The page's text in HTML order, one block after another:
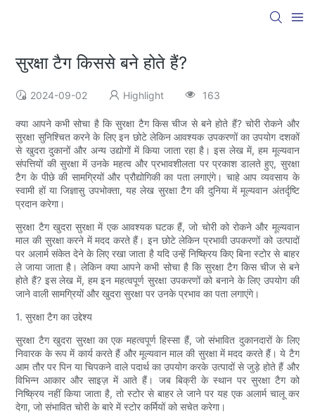
सुरक्षा टैग किससे बने होते हैं?
2024-09-02 Highlight 163
क्या आपने कभी सोचा है कि सुरक्षा टैग किस चीज से बने होते हैं? चोरी रोकने और
सुरक्षा सुनिश्चित करने के लिए इन छोटे लेकिन आवश्यक उपकरणों का उपयोग दशकों
से खुदरा दुकानों और अन्य उद्योगों में किया जाता रहा है। इस लेख में, हम मूल्यवान
संपत्तियों की सुरक्षा में उनके महत्व और प्रभावशीलता पर प्रकाश डालते हुए, सुरक्षा
टैग के पीछे की सामग्रियों और प्रौद्योगिकी का पता लगाएंगे। चाहे आप व्यवसाय के
स्वामी हों या जिज्ञासु उपभोक्ता, यह लेख सुरक्षा टैग की दुनिया में मूल्यवान अंतर्दृष्टि
प्रदान करेगा।
सुरक्षा टैग खुदरा सुरक्षा में एक आवश्यक घटक हैं, जो चोरी को रोकने और मूल्यवान
माल की सुरक्षा करने में मदद करते हैं। इन छोटे लेकिन प्रभावी उपकरणों को उत्पादों
पर अलार्म संकेत देने के लिए रखा जाता है यदि उन्हें निष्क्रिय किए बिना स्टोर से बाहर
ले जाया जाता है। लेकिन क्या आपने कभी सोचा है कि सुरक्षा टैग किस चीज से बने
होते हैं? इस लेख में, हम इन महत्वपूर्ण सुरक्षा उपकरणों को बनाने के लिए उपयोग की
जाने वाली सामग्रियों और खुदरा सुरक्षा पर उनके प्रभाव का पता लगाएंगे।
1. सुरक्षा टैग का उद्देश्य
सुरक्षा टैग खुदरा सुरक्षा का एक महत्वपूर्ण हिस्सा हैं, जो संभावित दुकानदारों के लिए
निवारक के रूप में कार्य करते हैं और मूल्यवान माल की सुरक्षा में मदद करते हैं। ये टैग
आम तौर पर पिन या चिपकने वाले पदार्थ का उपयोग करके उत्पादों से जुड़े होते हैं और
विभिन्न आकार और साइज़ में आते हैं। जब बिक्री के स्थान पर सुरक्षा टैग को
निष्क्रिय नहीं किया जाता है, तो स्टोर से बाहर ले जाने पर यह एक अलार्म चालू कर
देगा, जो संभावित चोरी के बारे में स्टोर कर्मियों को सचेत करेगा।